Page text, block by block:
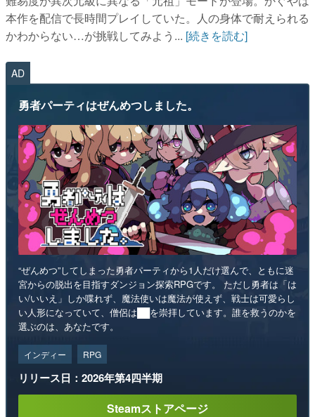
本作を配信で長時間プレイしていた。人の身体で耐えられる
かわからない…が挑戦してみよう... [続きを読む]
AD
勇者パーティはぜんめつしました。
“ぜんめつ”してしまった勇者パーティから1人だけ選んで、ともに迷
宮からの脱出を目指すダンジョン探索RPGです。 ただし勇者は「は
い/いいえ」しか喋れず、魔法使いは魔法が使えず、戦士は可愛らし
い人形になっていて、僧侶は██を崇拝しています。誰を救うのかを
選ぶのは、あなたです。
インディー RPG
リリース日：2026年第4四半期
Steamストアページ